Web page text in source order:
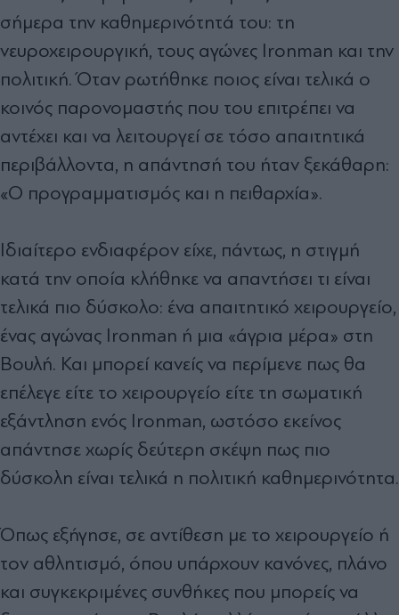
σήμερα την καθημερινότητά του: τη
νευροχειρουργική, τους αγώνες Ironman και την
πολιτική. Όταν ρωτήθηκε ποιος είναι τελικά ο
κοινός παρονομαστής που του επιτρέπει να
αντέχει και να λειτουργεί σε τόσο απαιτητικά
περιβάλλοντα, η απάντησή του ήταν ξεκάθαρη:
«Ο προγραμματισμός και η πειθαρχία».
Ιδιαίτερο ενδιαφέρον είχε, πάντως, η στιγμή
κατά την οποία κλήθηκε να απαντήσει τι είναι
τελικά πιο δύσκολο: ένα απαιτητικό χειρουργείο,
ένας αγώνας Ironman ή μια «άγρια μέρα» στη
Βουλή. Και μπορεί κανείς να περίμενε πως θα
επέλεγε είτε το χειρουργείο είτε τη σωματική
εξάντληση ενός Ironman, ωστόσο εκείνος
απάντησε χωρίς δεύτερη σκέψη πως πιο
δύσκολη είναι τελικά η πολιτική καθημερινότητα.
Όπως εξήγησε, σε αντίθεση με το χειρουργείο ή
τον αθλητισμό, όπου υπάρχουν κανόνες, πλάνο
και συγκεκριμένες συνθήκες που μπορείς να